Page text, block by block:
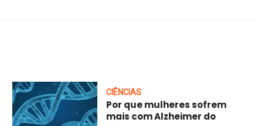
CIÊNCIAS
Por que mulheres sofrem
mais com Alzheimer do